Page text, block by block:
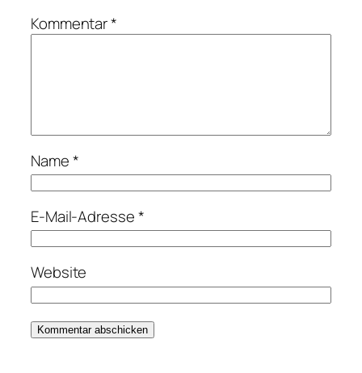
Kommentar*
Name*
E-Mail-Adresse*
Website